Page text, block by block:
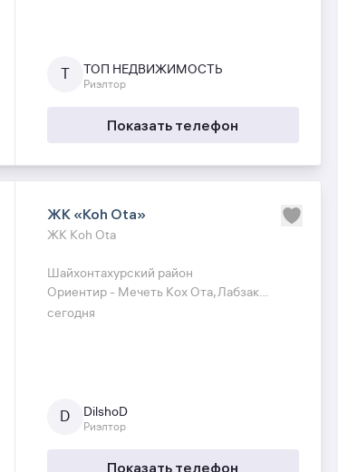
Площадь - 44 кв.м
Ключ Мебель и техника Hoffman !
Т ТОП НЕДВИЖИМОСТЬ
Риэлтор
Показать телефон
ЖК «Koh Ota»
ЖК Koh Ota
Шайхонтахурский район
Ориентир - Мечеть Кох Ота,Лабзак
перекресток
Ключ Мебель и техника
сегодня
D DilshoD
Риэлтор
Показать телефон